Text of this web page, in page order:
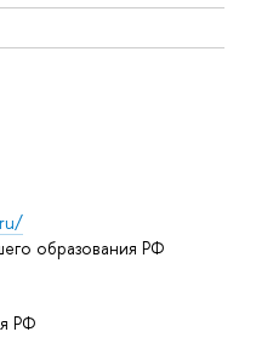
образования РФ
РФ